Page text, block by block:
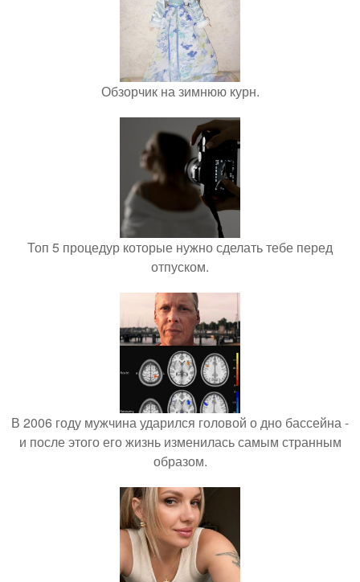
Обзорчик на зимнюю курн.
Топ 5 процедур которые нужно сделать тебе перед
отпуском.
В 2006 году мужчина ударился головой о дно бассейна -
и после этого его жизнь изменилась самым странным
образом.